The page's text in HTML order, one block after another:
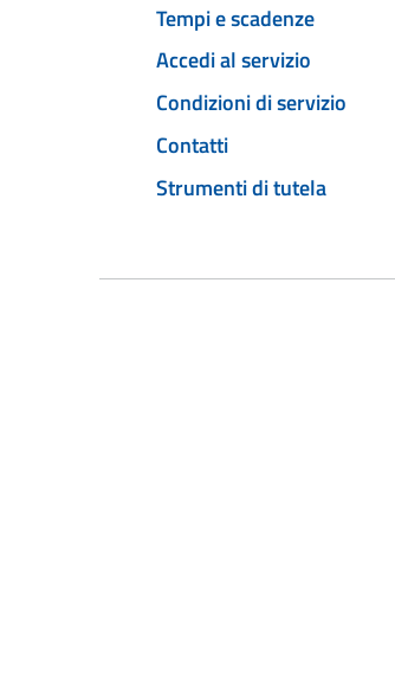
Tempi e scadenze
Accedi al servizio
Condizioni di servizio
Contatti
Strumenti di tutela